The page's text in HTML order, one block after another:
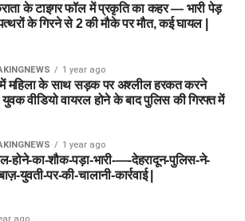
के टाइगर फॉल में प्रकृति का कहर — भारी पेड़
के गिरने से 2 की मौके पर मौत, कई घायल |
1 year ago
महिला के साथ सड़क पर अश्लील हरकत करने
युवक वीडियो वायरल होने के बाद पुलिस की गिरफ्त में
1 year ago
होने-का-शौक-पड़ा-भारी-—-देहरादून-पुलिस-ने-
युवती-पर-की-चालानी-कार्रवाई |